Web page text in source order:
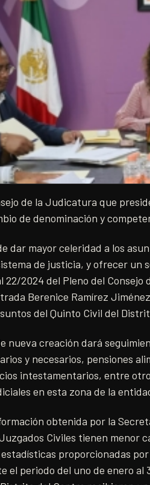
de la Judicatura que
de denominación y
dar mayor celeridad a los
de justicia, y ofrecer un
22/2024 del Pleno del
Berenice Ramírez
del Quinto Civil del
nueva creación dará
y necesarios, pensiones
intestamentarios, entre
en esta zona de la
obtenida por la
Civiles tienen menor
proporcionadas
el periodo del uno de enero al